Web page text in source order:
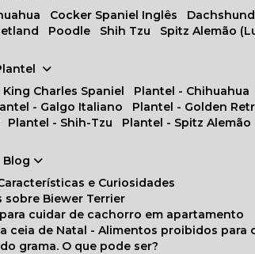
Plantel
King Charles Spaniel
Plantel - Chihuahua
- Galgo Italiano Plantel - Golden
Plantel - Shih-Tzu Plantel - Spitz Alemão
Blog
Características e Curiosidades
sobre Biewer Terrier
para cuidar de cachorro em apartamento
ceia de Natal - Alimentos proibidos para
grama. O que pode ser?
Cocker Spaniel Inglês
Poodle Shih Tzu Spitz Alemão